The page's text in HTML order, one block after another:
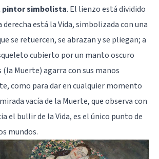
pintor simbolista. El lienzo está dividido
derecha está la Vida, simbolizada con una
se retuercen, se abrazan y se pliegan; a
cubierto por un manto oscuro
(la Muerte) agarra con sus manos
como para dar en cualquier momento
vacía de la Muerte, que observa con
el bullir de la Vida, es el único punto de
mundos.